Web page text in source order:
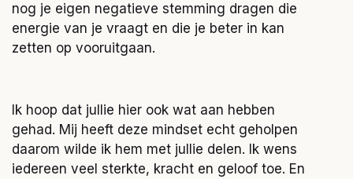
nog je eigen negatieve stemming dragen die
energie van je vraagt en die je beter in kan
zetten op vooruitgaan.
Ik hoop dat jullie hier ook wat aan hebben
gehad. Mij heeft deze mindset echt geholpen
daarom wilde ik hem met jullie delen. Ik wens
iedereen veel sterkte, kracht en geloof toe. En